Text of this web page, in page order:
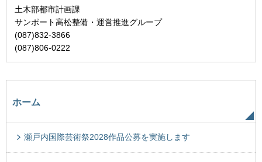
土木部都市計画課
サンポート高松整備・運営推進グループ
(087)832-3866
(087)806-0222
ホーム
瀬戸内国際芸術祭2028作品公募を実施します